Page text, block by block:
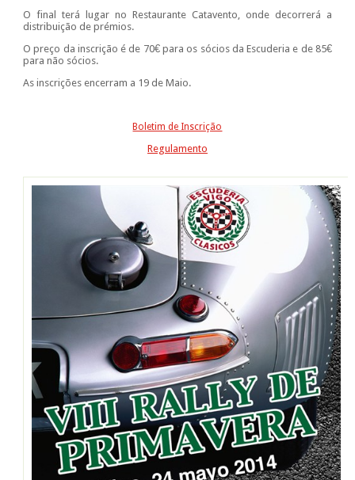
O final terá lugar no Restaurante Catavento, onde decorrerá a
distribuição de prémios.
O preço da inscrição é de 70€ para os sócios da Escuderia e de 85€
para não sócios.
As inscrições encerram a 19 de Maio.
Boletim de Inscrição
Regulamento